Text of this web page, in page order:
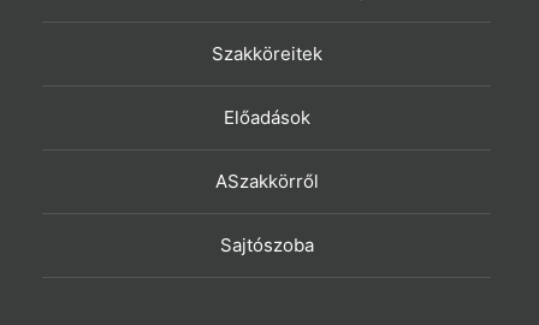
Szakköreitek
Előadások
ASzakkörről
Sajtószoba